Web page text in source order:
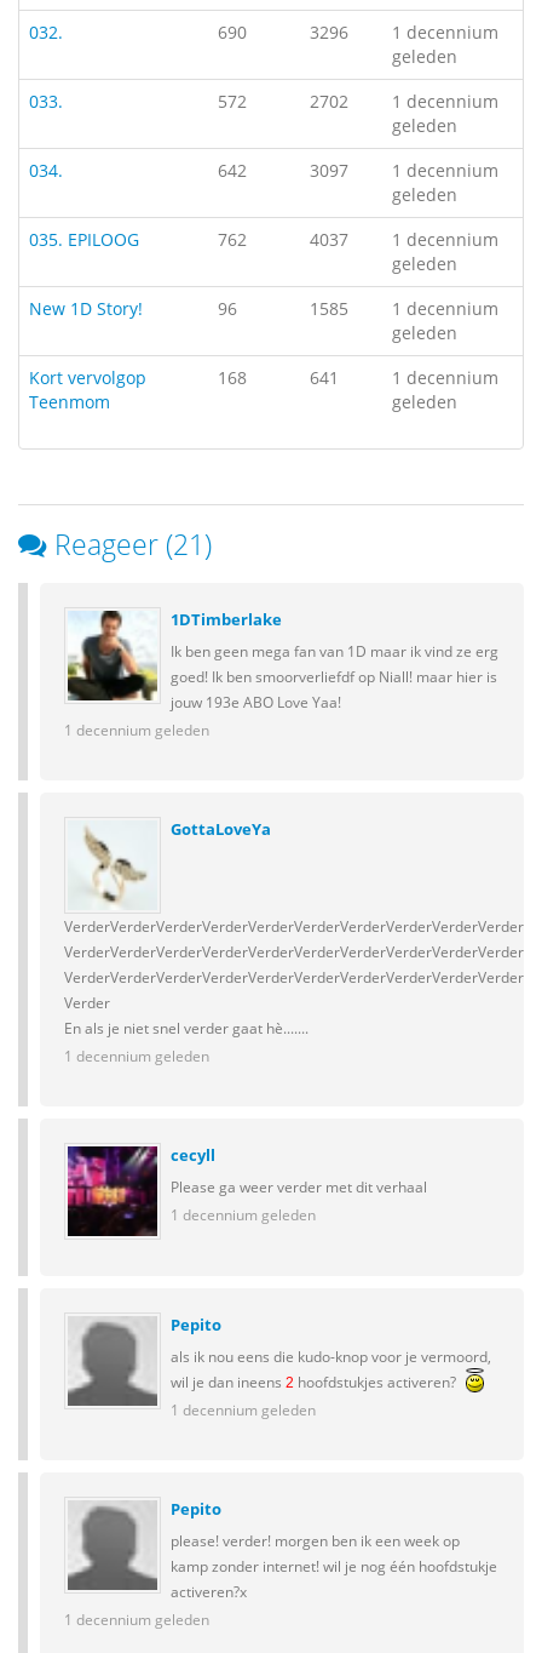
032.
690 3296
1 decennium
geleden
033.
572 2702
1 decennium
geleden
034.
642 3097
1 decennium
geleden
035. EPILOOG
762 4037
1 decennium
geleden
New 1D Story!
96 1585
1 decennium
geleden
Kort vervolgop
Teenmom
168 641
1 decennium
geleden
Reageer (21)
1DTimberlake
Ik ben geen mega fan van 1D maar ik vind ze erg
goed! Ik ben smoorverliefdf op Niall! maar hier is
jouw 193e ABO Love Yaa!
1 decennium geleden
GottaLoveYa
Verder
En als je niet snel verder gaat hè.......
1 decennium geleden
cecyll
Please ga weer verder met dit verhaal
1 decennium geleden
Pepito
als ik nou eens die kudo-knop voor je vermoord,
wil je dan ineens 2 hoofdstukjes activeren?
1 decennium geleden
Pepito
please! verder! morgen ben ik een week op
kamp zonder internet! wil je nog één hoofdstukje
activeren?x
1 decennium geleden